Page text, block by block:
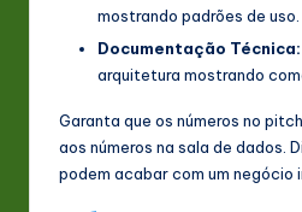
mostrando padrões de uso.
Documentação Técnica:
arquitetura mostrando
Garanta que os números no
aos números na sala de dados.
podem acabar com um negócio